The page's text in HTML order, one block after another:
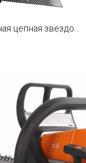
Цветная цепная звездочка из углеродного волокна, верхний кожух, крышка воздушного фильтра для бензопилы STL MS660 066 и G660 PRO